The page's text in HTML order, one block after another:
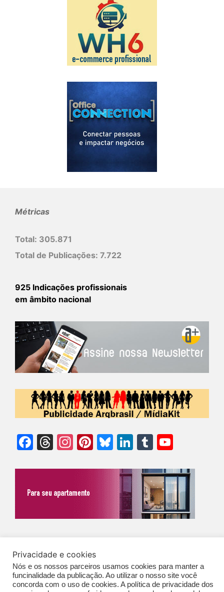
Métricas
Total: 305.871
Total de Publicações: 7.722
925 Indicações profissionais
em âmbito nacional
Facebook
Threads
Instagram
Pinterest
Bluesky
LinkedIn
Tumblr
Expediente|Contato|Newsletter
GERAIS DE PUBLICAÇÃO (CGP
Privacidade e cookies
Nós e os nossos parceiros usamos cookies para manter a
funcinalidade da publicação. Ao utilizar o nosso site você
concorda com o uso de cookies. A política de privacidade dos